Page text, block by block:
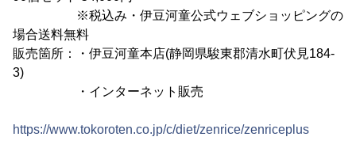
※税込み・伊豆河童公式ウェブショッピングの
場合送料無料
販売箇所：・伊豆河童本店(静岡県駿東郡清水町伏見184-
3)
・インターネット販売
https://www.tokoroten.co.jp/c/diet/zenrice/zenriceplus